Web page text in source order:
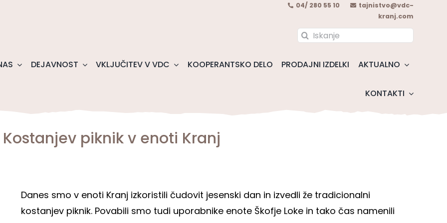
04/ 280 55 10
tajnistvo@vdc-
kranj.com
Search
DEJAVNOST VKLJUČITEV V VDC KOOPERANTSKO DELO PRODAJNI IZDELKI AKTUALNO
KONTAKTI
Kostanjev piknik v enoti Kranj
Danes smo v enoti Kranj izkoristili čudovit jesenski dan in izvedli že tradicionalni
kostanjev piknik. Povabili smo tudi uporabnike enote Škofje Loke in tako čas namenili